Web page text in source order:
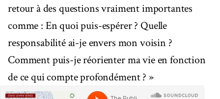
retour à des questions vraiment importantes
comme : En quoi puis-espérer ? Quelle
responsabilité ai-je envers mon voisin ?
Comment puis-je réorienter ma vie en fonction
de ce qui compte profondément ? »